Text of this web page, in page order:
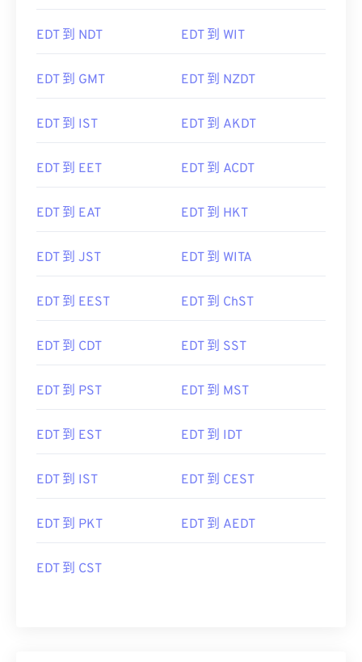
EDT 到 NDT EDT 到 WIT
EDT 到 GMT EDT 到 NZDT
EDT 到 IST EDT 到 AKDT
EDT 到 EET EDT 到 ACDT
EDT 到 EAT EDT 到 HKT
EDT 到 JST EDT 到 WITA
EDT 到 EEST EDT 到 ChST
EDT 到 CDT EDT 到 SST
EDT 到 PST EDT 到 MST
EDT 到 EST EDT 到 IDT
EDT 到 IST EDT 到 CEST
EDT 到 PKT EDT 到 AEDT
EDT 到 CST